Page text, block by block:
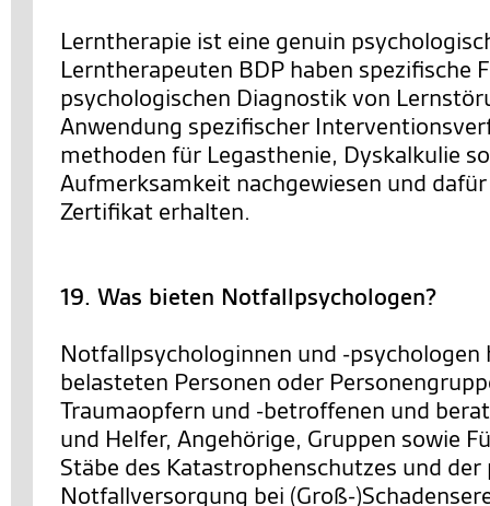
Lerntherapie ist eine genuin
Lerntherapeuten BDP haben spezifische
psychologischen Diagnostik von
Anwendung spezifischer
methoden für Legasthenie, Dyskalkulie
Aufmerksamkeit nachgewiesen und
Zertifikat erhalten.
19. Was bieten Notfallpsychologen?
Notfallpsychologinnen und -psychologen
belasteten Personen oder
Traumaopfern und -betroffenen und
und Helfer, Angehörige, Gruppen sowie
Stäbe des Katastrophenschutzes und der
Notfallversorgung bei (Groß-